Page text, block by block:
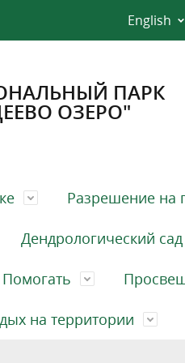
English
ПАРК
ОЗЕРО"
Разрешение на
Дендрологический сад
Помогать
на территории